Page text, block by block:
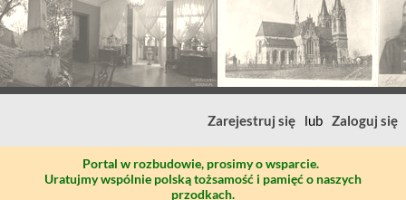
Zarejestruj się lub Zaloguj się
Portal w rozbudowie, prosimy o wsparcie.
Uratujmy wspólnie polską tożsamość i pamięć o naszych
przodkach.